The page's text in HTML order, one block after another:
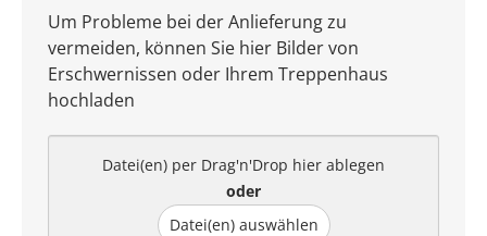
Um Probleme bei der Anlieferung zu
vermeiden, können Sie hier Bilder von
Erschwernissen oder Ihrem Treppenhaus
hochladen
Datei(en) per Drag'n'Drop hier ablegen
oder
Datei(en) auswählen